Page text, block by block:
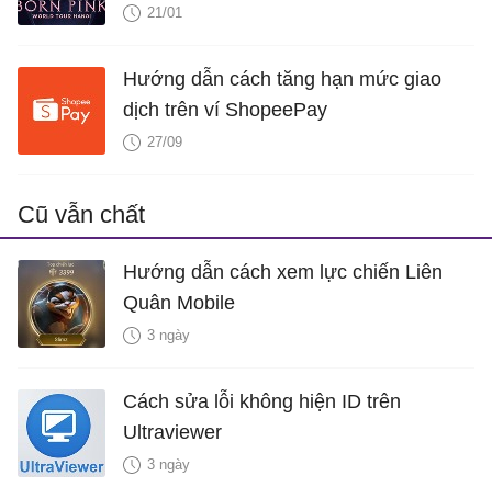
21/01
Hướng dẫn cách tăng hạn mức giao
dịch trên ví ShopeePay
27/09
Cũ vẫn chất
Hướng dẫn cách xem lực chiến Liên
Quân Mobile
3 ngày
Cách sửa lỗi không hiện ID trên
Ultraviewer
3 ngày